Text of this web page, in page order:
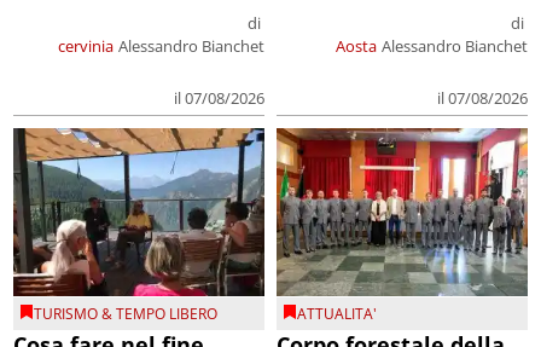
cervinia
di
Alessandro Bianchet
il 07/08/2026
Aosta
di
Alessandro Bianchet
il 07/08/2026
TURISMO & TEMPO LIBERO ATTUALITA'